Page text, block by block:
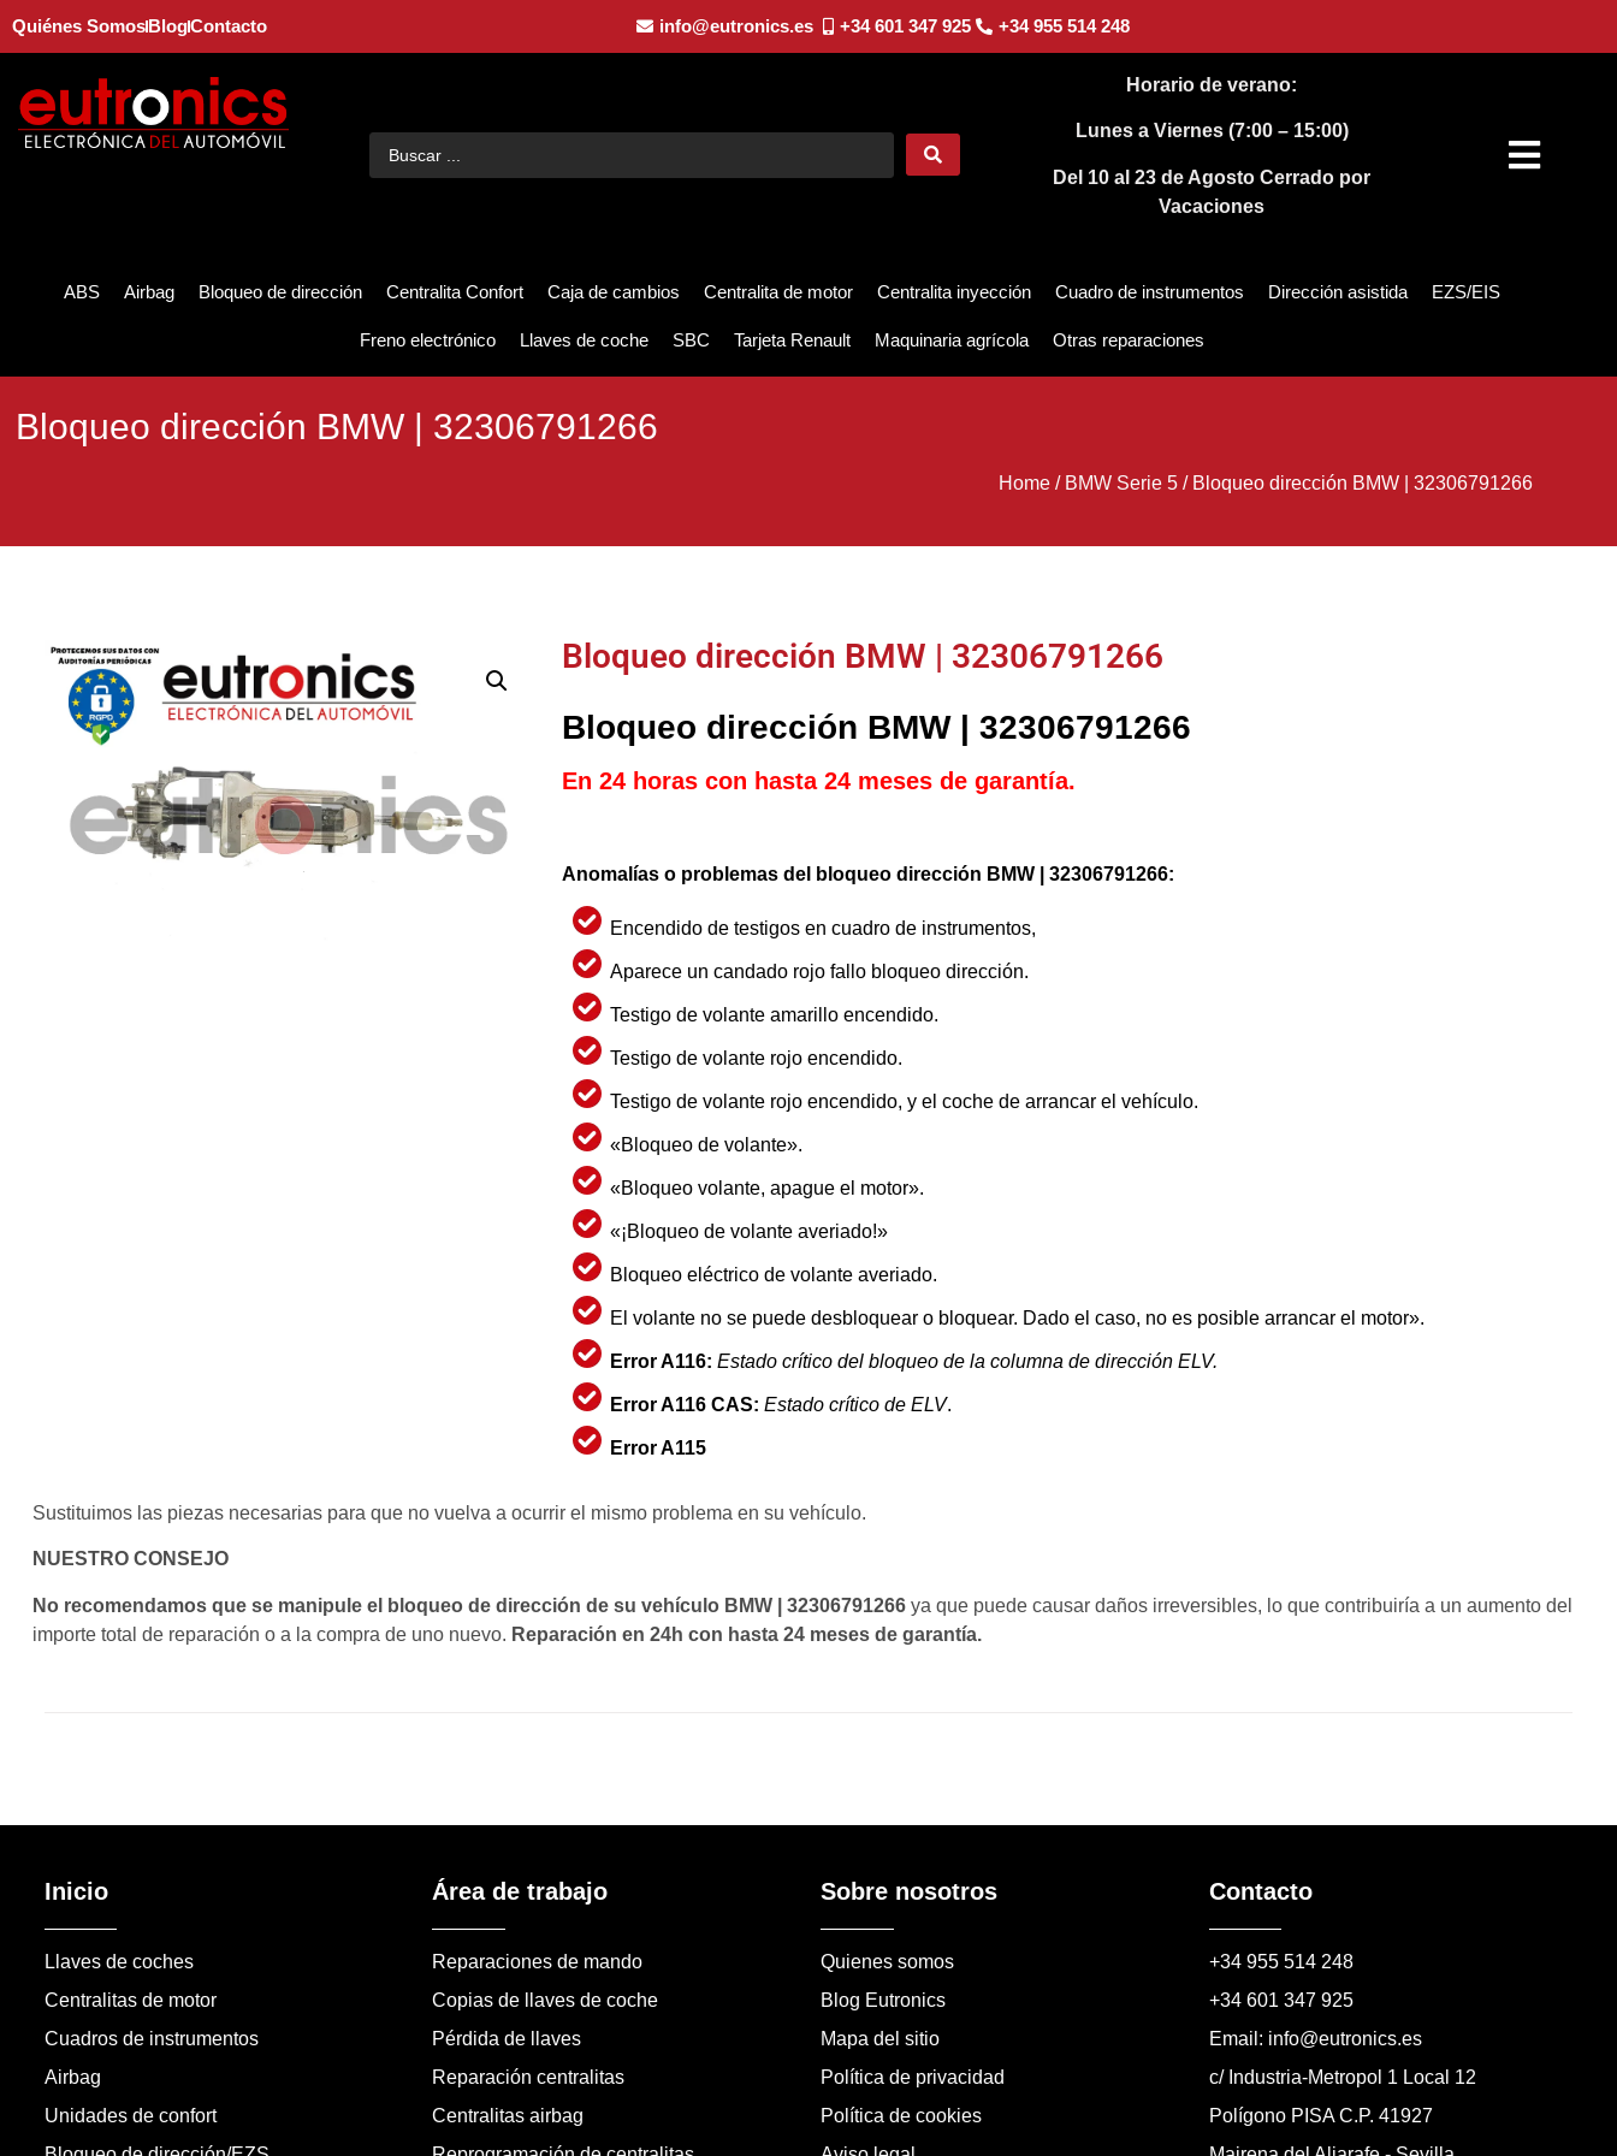
Quiénes SomosBlogContacto info@eutronics.es +34 601 347 925 +34 955 514 248
Horario de verano:
Lunes a Viernes (7:00 – 15:00)
Del 10 al 23 de AgostoCerrado por
Vacaciones
ABS Airbag Bloqueo de dirección Centralita Confort Caja de cambios Centralita de motor Centralita inyección Cuadro de instrumentos Dirección asistida EZS/EIS
Freno electrónico Llaves de coche SBC Tarjeta Renault Maquinaria agrícola Otras reparaciones
Bloqueo dirección BMW | 32306791266
Home / BMW Serie 5 / Bloqueo dirección BMW | 32306791266
Bloqueo dirección BMW | 32306791266
Bloqueo dirección BMW | 32306791266
En 24 horas con hasta 24 meses de garantía.
Anomalías o problemas del bloqueo dirección BMW | 32306791266:
Encendido de testigos en cuadro de instrumentos,
Aparece un candado rojo fallo bloqueo dirección.
Testigo de volante amarillo encendido.
Testigo de volante rojo encendido.
Testigo de volante rojo encendido, y el coche de arrancar el vehículo.
«Bloqueo de volante».
«Bloqueo volante, apague el motor».
«¡Bloqueo de volante averiado!»
Bloqueo eléctrico de volante averiado.
El volante no se puede desbloquear o bloquear. Dado el caso, no es posible arrancar el motor».
Error A116: Estado crítico del bloqueo de la columna de dirección ELV.
Error A116 CAS: Estado crítico de ELV.
Error A115
Sustituimos las piezas necesarias para que no vuelva a ocurrir el mismo problema en su vehículo.
NUESTRO CONSEJO
No recomendamos que se manipule el bloqueo de dirección de su vehículo BMW | 32306791266 ya que puede causar daños irreversibles, lo que contribuiría a un aumento del
importe total de reparación o a la compra de uno nuevo. Reparación en 24h con hasta 24 meses de garantía.
Inicio
Llaves de coches
Centralitas de motor
Cuadros de instrumentos
Airbag
Unidades de confort
Área de trabajo
Reparaciones de mando
Copias de llaves de coche
Pérdida de llaves
Reparación centralitas
Centralitas airbag
Sobre nosotros
Quienes somos
Blog Eutronics
Mapa del sitio
Política de privacidad
Política de cookies
Contacto
+34 955 514 248
+34 601 347 925
Email: info@eutronics.es
c/ Industria-Metropol 1 Local 12
Polígono PISA C.P. 41927